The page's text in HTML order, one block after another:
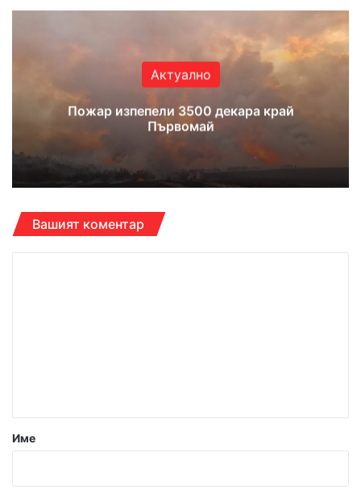
Актуално
Пожар изпепели 3500 декара край
Първомай
Вашият коментар
р
Име